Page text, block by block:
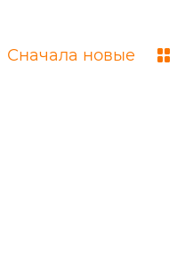
Сначала новые